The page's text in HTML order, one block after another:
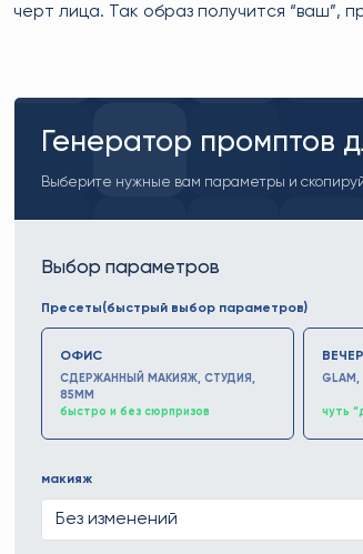
черт лица. Так образ получится “ваш”,
Генератор промптов
Выберите нужные вам параметры и
Выбор параметров
Пресеты(быстрый выбор параметров)
ОФИС
СДЕРЖАННЫЙ МАКИЯЖ, СТУДИЯ,
85MM
быстро и без сюрпризов
ВЕЧЕР
чуть
макияж